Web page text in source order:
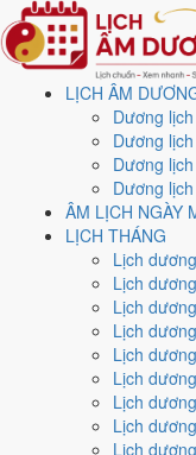
LỊCH ÂM
Dương
Dương
Dương
Dương
ÂM LỊCH NGÀY
LỊCH THÁNG
Lịch
Lịch
Lịch
Lịch
Lịch
Lịch
Lịch
Lịch
Lịch
Trang chủ
Lịch năm 2011
Tháng 10/2011
Ngày 30/10/2011
Xem ngày
dương
lịch
Ngày 30/10/2011
Mậu Ngọ - Chi
Thượng Hỏa. Tổng hòa,